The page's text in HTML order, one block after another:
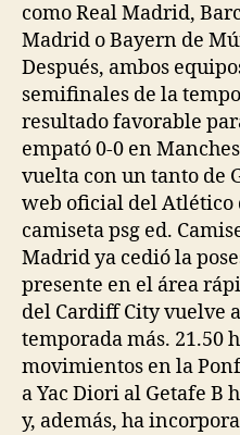
como Real Madrid,
Madrid o Bayern de
Después, ambos
semifinales de la
resultado favorable
empató 0-0 en
vuelta con un tanto de
web oficial del
camiseta psg ed.
Madrid ya cedió la
presente en el área
del Cardiff City vuelve
temporada más. 21.50
movimientos en la
a Yac Diori al Getafe B
y, además, ha